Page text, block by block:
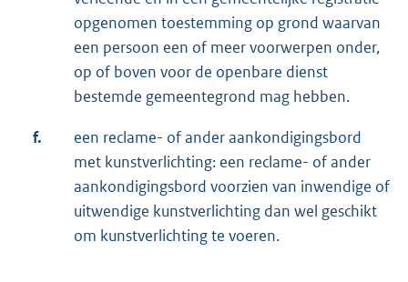
opgenomen toestemming op grond waarvan
een persoon een of meer voorwerpen onder,
op of boven voor de openbare dienst
bestemde gemeentegrond mag hebben.
f.
een reclame- of ander aankondigingsbord
met kunstverlichting: een reclame- of ander
aankondigingsbord voorzien van inwendige of
uitwendige kunstverlichting dan wel geschikt
om kunstverlichting te voeren.